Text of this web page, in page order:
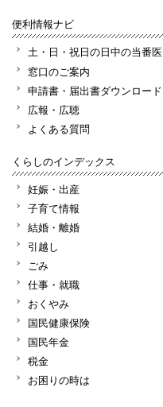
便利情報ナビ
土・日・祝日の日中の当番医
窓口のご案内
申請書・届出書ダウンロード
広報・広聴
よくある質問
くらしのインデックス
妊娠・出産
子育て情報
結婚・離婚
引越し
ごみ
仕事・就職
おくやみ
国民健康保険
国民年金
税金
お困りの時は